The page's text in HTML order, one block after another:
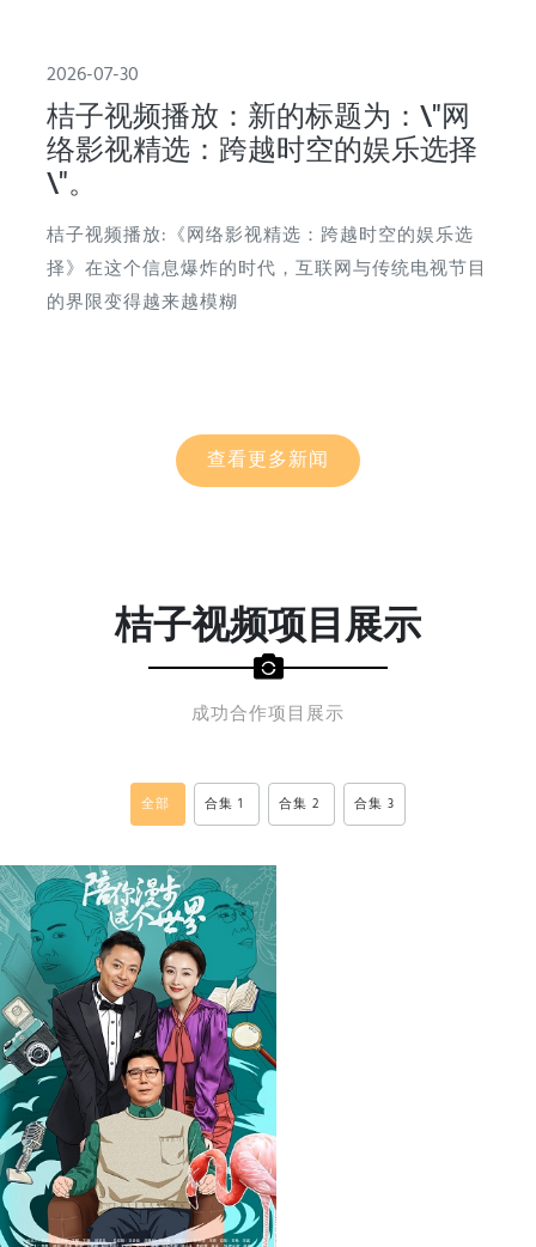
2026-07-30
桔子视频播放：新的标题为：\"网
络影视精选：跨越时空的娱乐选择
\"。
桔子视频播放:《网络影视精选：跨越时空的娱乐选
择》在这个信息爆炸的时代，互联网与传统电视节目
的界限变得越来越模糊
查看更多新闻
桔子视频项目展示
成功合作项目展示
全部 合集 1 合集 2 合集 3